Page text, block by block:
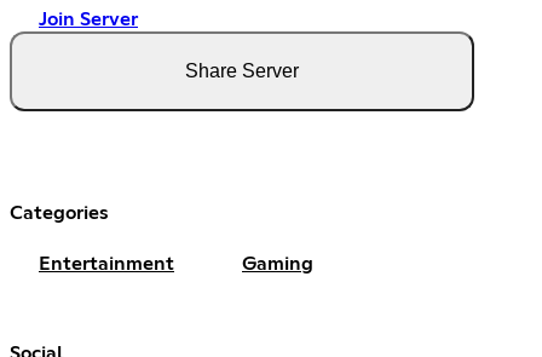
Join Server
Share Server
Categories
Entertainment Gaming
Social